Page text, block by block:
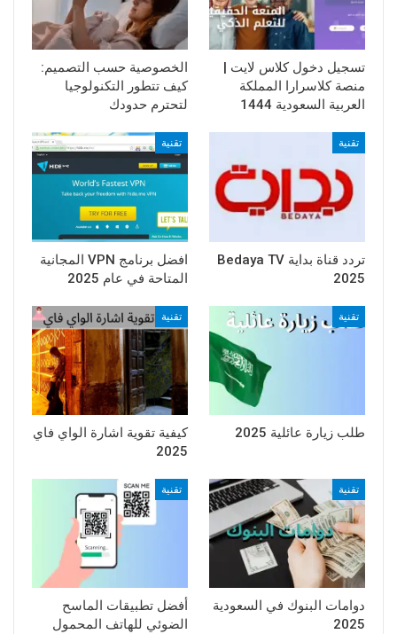
تسجيل دخول كلاس لايت |
منصة كلاسرارا المملكة
العربية السعودية 1444
الخصوصية حسب التصميم:
كيف تتطور التكنولوجيا
لتحترم حدودك
تقنية
تردد قناة بداية Bedaya TV
2025
تقنية
افضل برنامج VPN المجانية
المتاحة في عام 2025
تقنية
طلب زيارة عائلية 2025
تقنية
كيفية تقوية اشارة الواي فاي
2025
تقنية
دوامات البنوك في السعودية
2025
تقنية
أفضل تطبيقات الماسح
الضوئي للهاتف المحمول